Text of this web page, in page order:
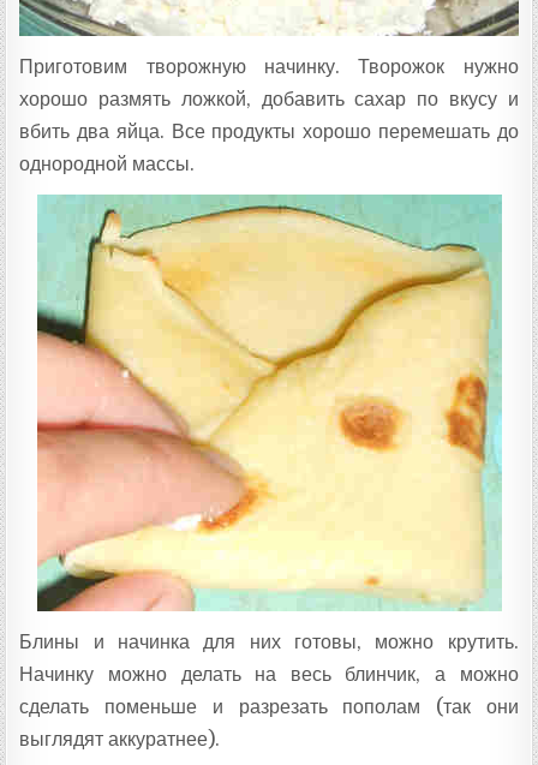
Приготовим творожную начинку. Творожок нужно
хорошо размять ложкой, добавить сахар по вкусу и
вбить два яйца. Все продукты хорошо перемешать до
однородной массы.
Блины и начинка для них готовы, можно крутить.
Начинку можно делать на весь блинчик, а можно
сделать поменьше и разрезать пополам (так они
выглядят аккуратнее).